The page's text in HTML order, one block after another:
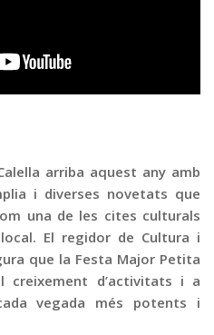
arriba aquest any amb
i diverses novetats que
una de les cites culturals
El regidor de Cultura i
que la Festa Major Petita
creixement d’activitats i a
vegada més potents i